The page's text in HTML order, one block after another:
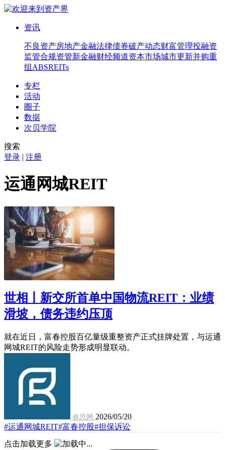
资讯
不良资产房地产金融法律债券破产动态财富管理投融资
监管合规资管新金融财经频道资本市场城市更新并购重
组 ABSREITs
专栏
活动
圈子
数据
次贝学院
搜索
登录 | 注册
运通网城REIT
世相丨新交所首单中国物流REIT：业绩
滑坡，债务违约压顶
就在近日，富春控股百亿量级重整资产正式挂牌处置，与运通
网城REIT的风险走势形成明显联动。
睿思网 2026/05/20
#运通网城REIT#富春控股#担保诉讼
点击加载更多